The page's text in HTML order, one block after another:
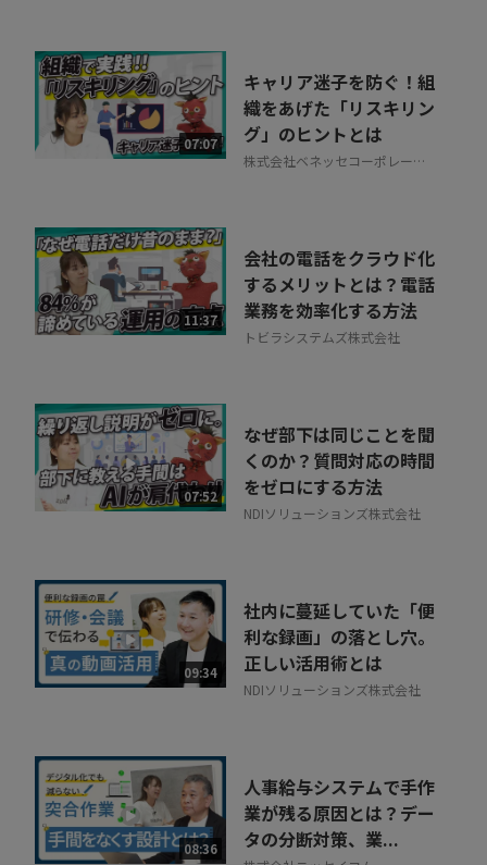
07:07
キャリア迷子を防ぐ！組
織をあげた「リスキリン
グ」のヒントとは
株式会社ベネッセコーポレーシ
11:37
会社の電話をクラウド化
するメリットとは？電話
業務を効率化する方法
トビラシステムズ株式会社
07:52
なぜ部下は同じことを聞
くのか？質問対応の時間
をゼロにする方法
NDIソリューションズ株式会社
09:34
社内に蔓延していた「便
利な録画」の落とし穴。
正しい活用術とは
NDIソリューションズ株式会社
08:36
人事給与システムで手作
業が残る原因とは？デー
タの分断対策、業...